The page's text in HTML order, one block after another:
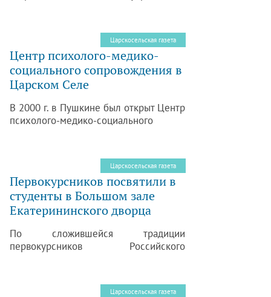
образовательных программ по 10
направлениям. 2300 детей обучаются
в 161 группе.
Царскосельская газета
Центр психолого-медико-
социального сопровождения в
Царском Селе
В 2000 г. в Пушкине был открыт Центр
психолого-медико-социального
учителя-логопеды, социальные
педагоги, врач-невропатолог, детский
психиатр.
Царскосельская газета
Первокурсников посвятили в
студенты в Большом зале
Екатерининского дворца
По сложившейся традиции
первокурсников Российского
зале Екатерининского дворца.
Царскосельская газета